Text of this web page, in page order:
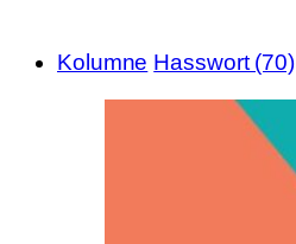
Kolumne Hasswort (70)